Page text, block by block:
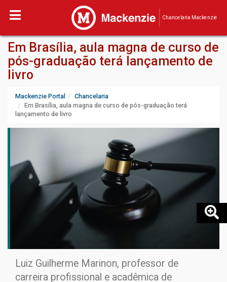
Chancelaria Mackenzie
Em Brasília, aula magna de curso de
pós-graduação terá lançamento de
livro
Mackenzie Portal
Chancelaria
Em Brasília, aula magna de curso de pós-graduação terá
lançamento de livro
Luiz Guilherme Marinon, professor de
carreira profissional e acadêmica de